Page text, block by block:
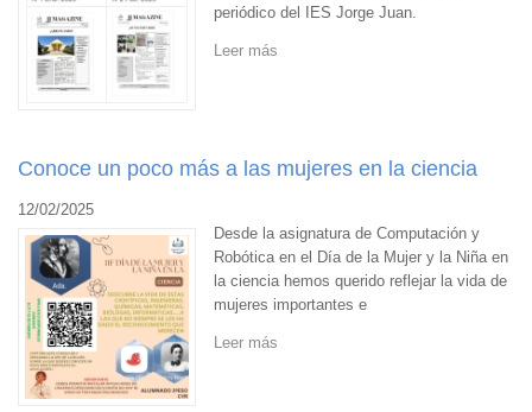
periódico del IES Jorge Juan.
Leer más
Conoce un poco más a las mujeres en la ciencia
12/02/2025
Desde la asignatura de Computación y
Robótica en el Día de la Mujer y la Niña en
la ciencia hemos querido reflejar la vida de
mujeres importantes e
Leer más